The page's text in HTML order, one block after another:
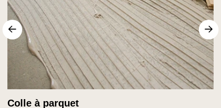
Colle à parquet
sr.arrow prev